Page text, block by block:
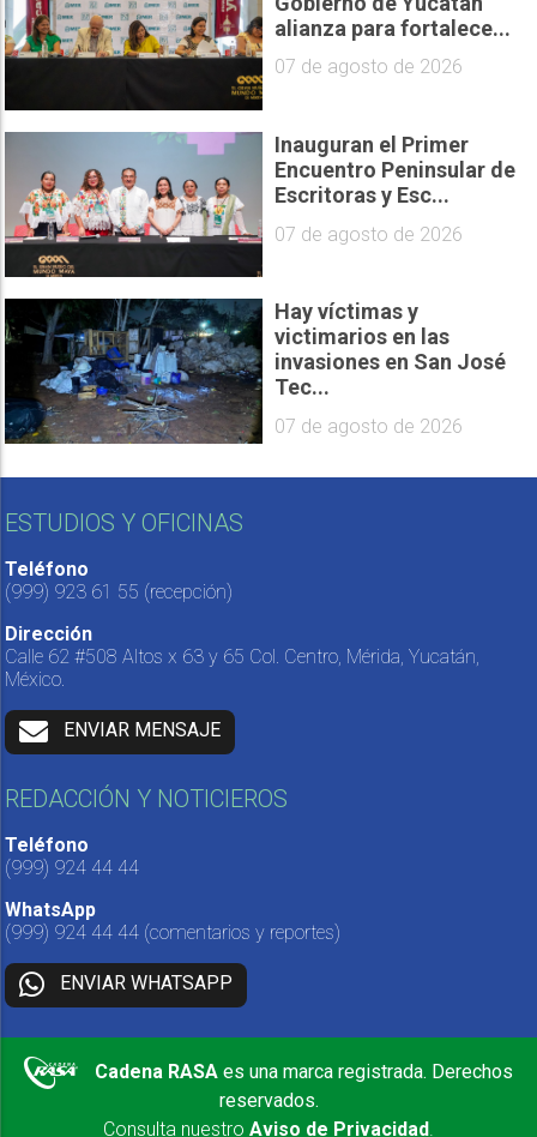
alianza para fortalece...
07 de agosto de 2026
Inauguran el Primer
Encuentro Peninsular de
Escritoras y Esc...
07 de agosto de 2026
Hay víctimas y
victimarios en las
invasiones en San José
Tec...
07 de agosto de 2026
ESTUDIOS Y OFICINAS
Teléfono
(999) 923 61 55 (recepción)
Dirección
Calle 62 #508 Altos x 63 y 65 Col. Centro, Mérida, Yucatán,
México.
ENVIAR MENSAJE
REDACCIÓN Y NOTICIEROS
Teléfono
(999) 924 44 44
WhatsApp
(999) 924 44 44 (comentarios y reportes)
ENVIAR WHATSAPP
Cadena RASA es una marca registrada. Derechos
reservados.
Consulta nuestro Aviso de Privacidad